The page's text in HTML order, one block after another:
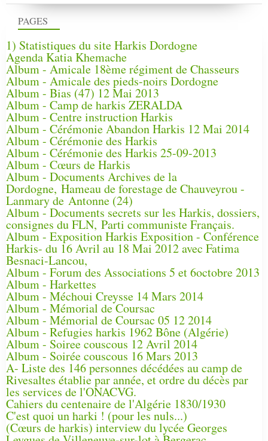
PAGES
1) Statistiques du site Harkis Dordogne
Agenda Katia Khemache
Album - Amicale 18ème régiment de Chasseurs
Album - Amicale des pieds-noirs Dordogne
Album - Bias (47) 12 Mai 2013
Album - Camp de harkis ZERALDA
Album - Centre instruction Harkis
Album - Cérémonie Abandon Harkis 12 Mai 2014
Album - Cérémonie des Harkis
Album - Cérémonie des Harkis 25-09-2013
Album - Cœurs de Harkis
Album - Documents Archives de la
Dordogne, Hameau de forestage de Chauveyrou -
Lanmary de Antonne (24)
Album - Documents secrets sur les Harkis, dossiers,
consignes du FLN, Parti communiste Français.
Album - Exposition Harkis Exposition - Conférence
Harkis- du 16 Avril au 18 Mai 2012 avec Fatima
Besnaci-Lancou,
Album - Forum des Associations 5 et 6octobre 2013
Album - Harkettes
Album - Méchoui Creysse 14 Mars 2014
Album - Mémorial de Coursac
Album - Mémorial de Coursac 05 12 2014
Album - Refugies harkis 1962 Bône (Algérie)
Album - Soiree couscous 12 Avril 2014
Album - Soirée couscous 16 Mars 2013
A- Liste des 146 personnes décédées au camp de
Rivesaltes établie par année, et ordre du décès par
les services de l'ONACVG.
Cahiers du centenaire de l'Algérie 1830/1930
C'est quoi un harki ! (pour les nuls...)
(Cœurs de harkis) interview du lycée Georges